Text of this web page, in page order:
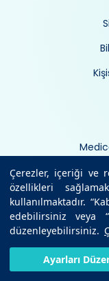
Çerezler, içeriği ve
özellikleri
kullanılmaktadır.
edebilirsiniz veya
düzenleyebilirsiniz.
Ayarları
HIZLI RANDEVU AL